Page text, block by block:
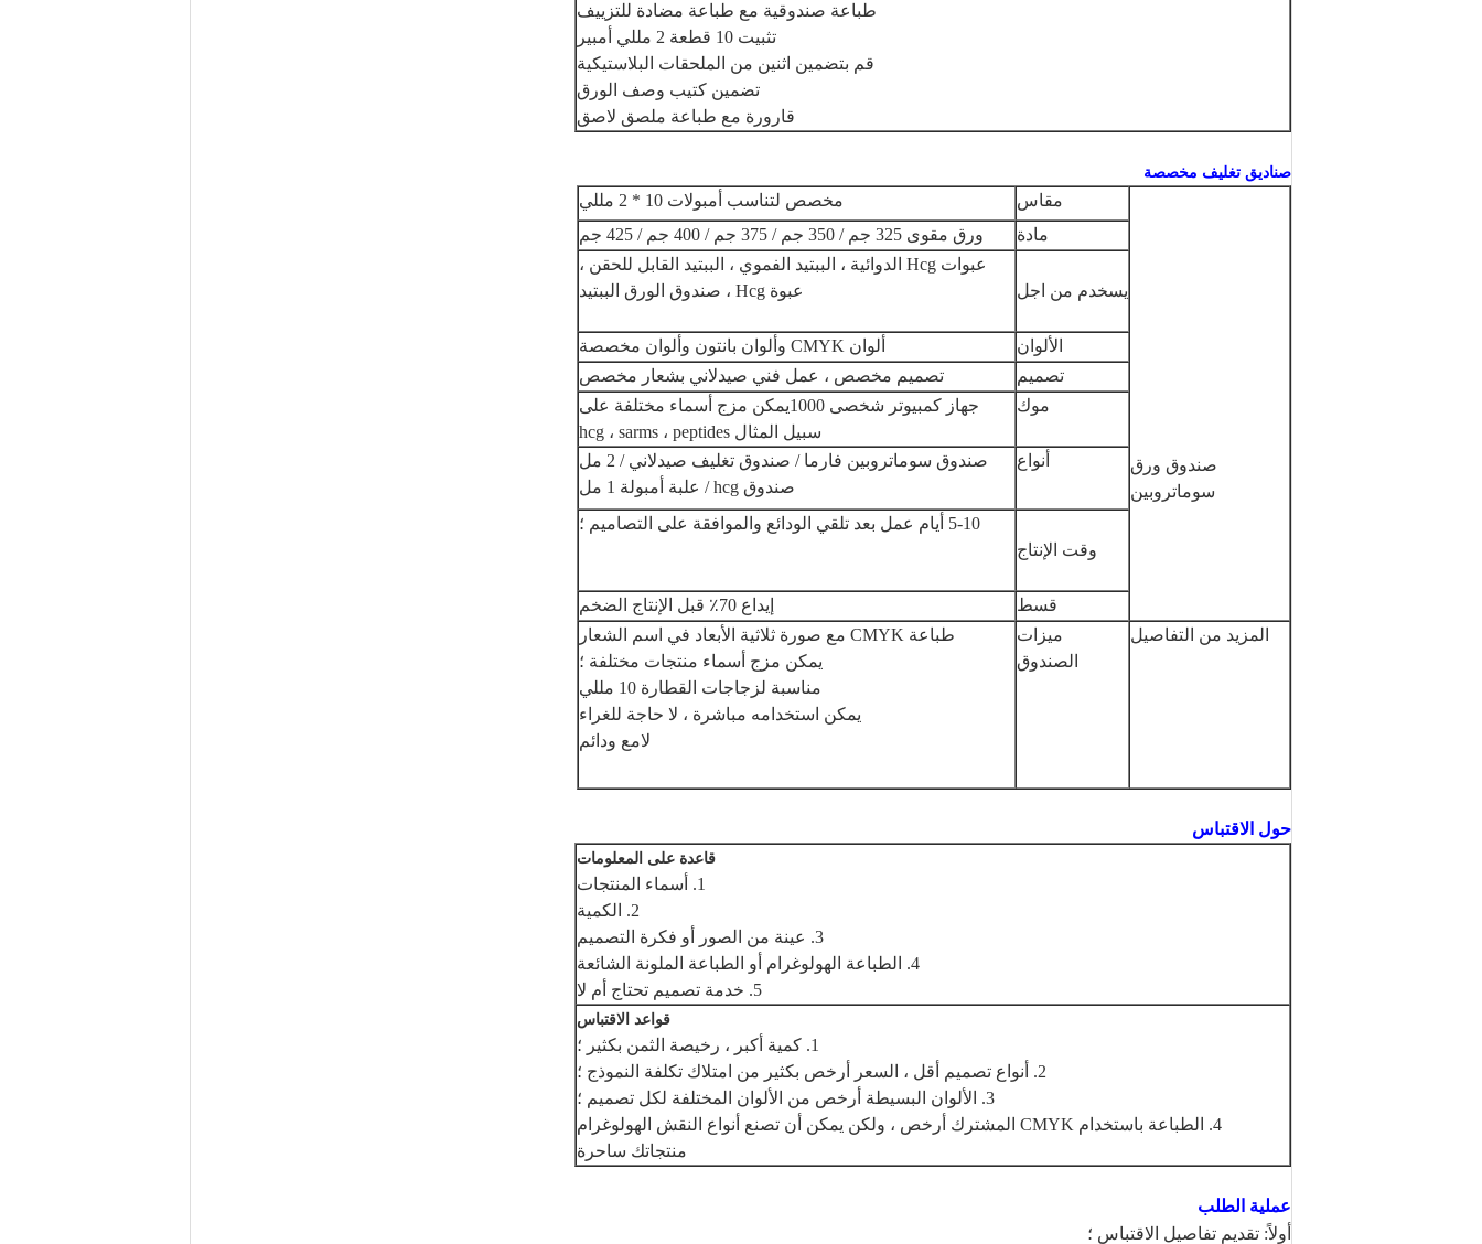
طباعة صندوقية مع طباعة مضادة للتزييف
تثبيت 10 قطعة 2 مللي أمبير
قم بتضمين اثنين من الملحقات البلاستيكية
تضمين كتيب وصف الورق
قارورة مع طباعة ملصق لاصق
صناديق تغليف مخصصة
صندوق ورق
سوماتروبين
مقاس
مخصص لتناسب أمبولات 10 * 2 مللي
مادة
ورق مقوى 325 جم / 350 جم / 375 جم / 400 جم / 425 جم
يسخدم من اجل
عبوات Hcg الدوائية ، الببتيد الفموي ، الببتيد القابل للحقن ،
عبوة Hcg ، صندوق الورق الببتيد
الألوان
ألوان CMYK وألوان بانتون وألوان مخصصة
تصميم
تصميم مخصص ، عمل فني صيدلاني بشعار مخصص
موك
جهاز كمبيوتر شخصى 1000
يمكن مزج أسماء مختلفة على
سبيل المثال hcg ، sarms ، peptides
أنواع
صندوق سوماتروبين فارما / صندوق تغليف صيدلاني / 2 مل
صندوق hcg / علبة أمبولة 1 مل
وقت الإنتاج
5-10 أيام عمل بعد تلقي الودائع والموافقة على التصاميم ؛
قسط
إيداع 70٪ قبل الإنتاج الضخم
المزيد من التفاصيل
ميزات
الصندوق
طباعة CMYK مع صورة ثلاثية الأبعاد في اسم الشعار
يمكن مزج أسماء منتجات مختلفة ؛
مناسبة لزجاجات القطارة 10 مللي
يمكن استخدامه مباشرة ، لا حاجة للغراء
لامع ودائم
حول الاقتباس
قاعدة على المعلومات
1. أسماء المنتجات
2. الكمية
3. عينة من الصور أو فكرة التصميم
4. الطباعة الهولوغرام أو الطباعة الملونة الشائعة
5. خدمة تصميم تحتاج أم لا
قواعد الاقتباس
1. كمية أكبر ، رخيصة الثمن بكثير ؛
2. أنواع تصميم أقل ، السعر أرخص بكثير من امتلاك تكلفة النموذج ؛
3. الألوان البسيطة أرخص من الألوان المختلفة لكل تصميم ؛
4. الطباعة باستخدام CMYK المشترك أرخص ، ولكن يمكن أن تصنع أنواع النقش الهولوغرام
منتجاتك ساحرة
عملية الطلب
أولاً: تقديم تفاصيل الاقتباس ؛